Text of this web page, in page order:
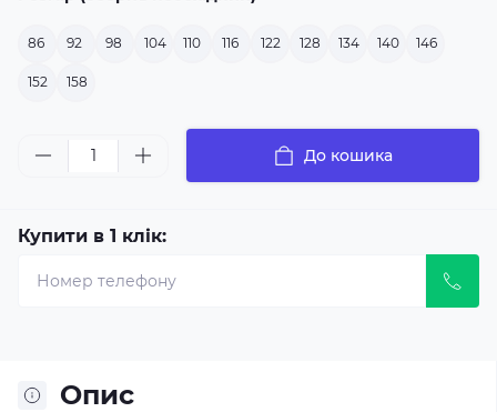
86 92 98 104 110 116 122 128 134 140 146
152 158
До кошика
Купити в 1 клік:
Опис